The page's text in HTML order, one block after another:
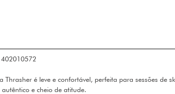
402010572
Thrasher é leve e confortável, perfeita para sessões de
e cheio de atitude.